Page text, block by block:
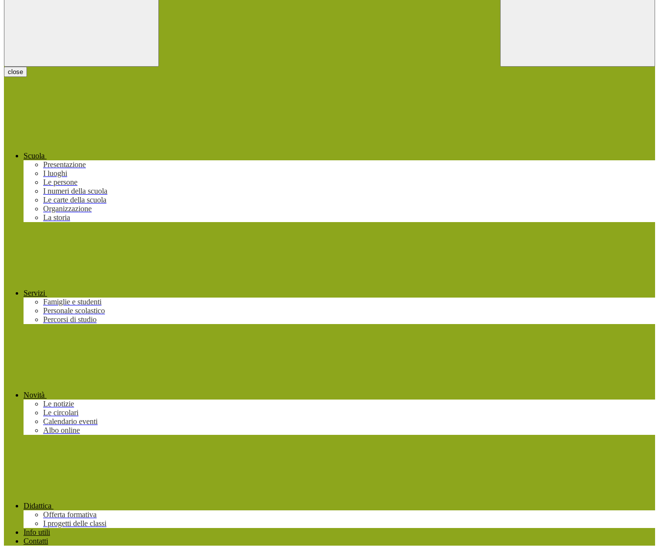
close
Scuola
Presentazione
I luoghi
Le persone
I numeri della scuola
Le carte della scuola
Organizzazione
La storia
Servizi
Famiglie e studenti
Personale scolastico
Percorsi di studio
Novità
Le notizie
Le circolari
Calendario eventi
Albo online
Didattica
Offerta formativa
I progetti delle classi
Info utili
Contatti